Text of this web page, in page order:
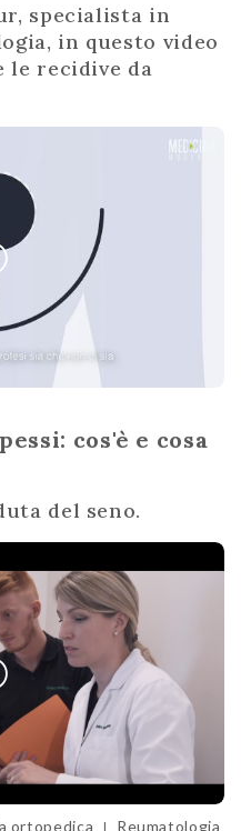
specialista in
in questo video
le recidive da
cos'è e cosa
del seno.
ortopedica | Reumatologia